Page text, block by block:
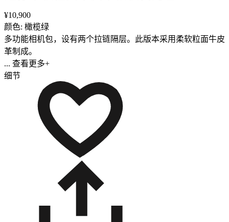
¥10,900
颜色: 橄榄绿
多功能相机包，设有两个拉链隔层。此版本采用柔软粒面牛皮
革制成。
... 查看更多+
细节